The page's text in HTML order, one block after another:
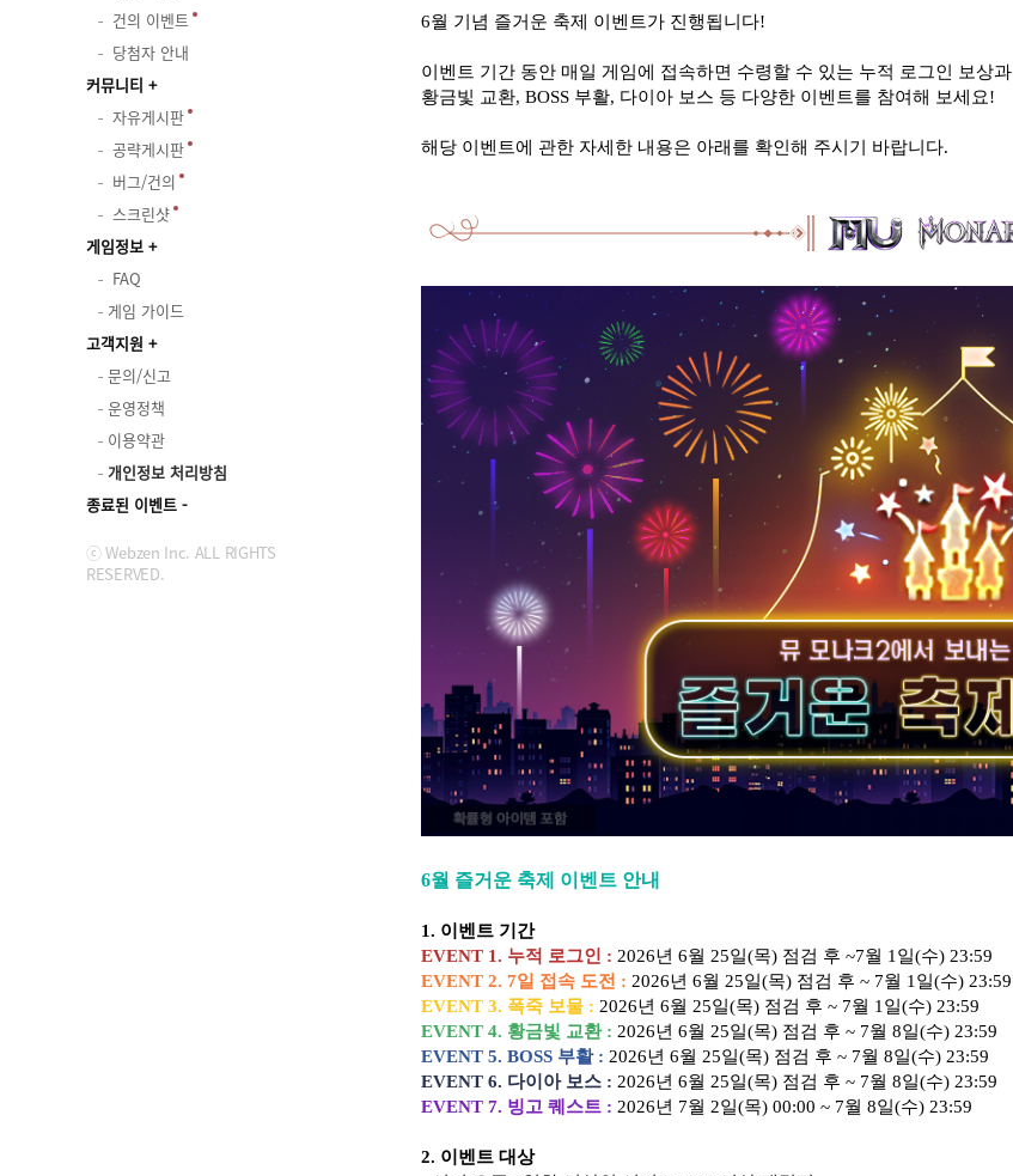
건의 이벤트
당첨자 안내
커뮤니티
자유게시판
공략게시판
버그/건의
스크린샷
게임정보
FAQ
게임 가이드
고객지원
문의/신고
운영정책
이용약관
개인정보 처리방침
종료된 이벤트
ⓒ Webzen Inc. ALL RIGHTS
RESERVED.
6월 기념 즐거운 축제 이벤트가 진행됩니다!
이벤트 기간 동안 매일 게임에 접속하면 수령할 수 있는 누적 로그인 보상과
황금빛 교환, BOSS 부활, 다이아 보스 등 다양한 이벤트를 참여해 보세요!
해당 이벤트에 관한 자세한 내용은 아래를 확인해 주시기 바랍니다.
6월 즐거운 축제 이벤트 안내
1. 이벤트 기간
EVENT 1. 누적 로그인 : 2026년 6월 25일(목) 점검 후 ~7월 1일(수) 23:59
EVENT 2. 7일 접속 도전 : 2026년 6월 25일(목) 점검 후 ~ 7월 1일(수) 23:59
EVENT 3. 폭죽 보물 : 2026년 6월 25일(목) 점검 후 ~ 7월 1일(수) 23:59
EVENT 4. 황금빛 교환 : 2026년 6월 25일(목) 점검 후 ~ 7월 8일(수) 23:59
EVENT 5. BOSS 부활: 2026년 6월 25일(목) 점검 후 ~ 7월 8일(수) 23:59
EVENT 6. 다이아 보스 : 2026년 6월 25일(목) 점검 후 ~ 7월 8일(수) 23:59
EVENT 7. 빙고 퀘스트 : 2026년 7월 2일(목) 00:00 ~ 7월 8일(수) 23:59
2. 이벤트 대상